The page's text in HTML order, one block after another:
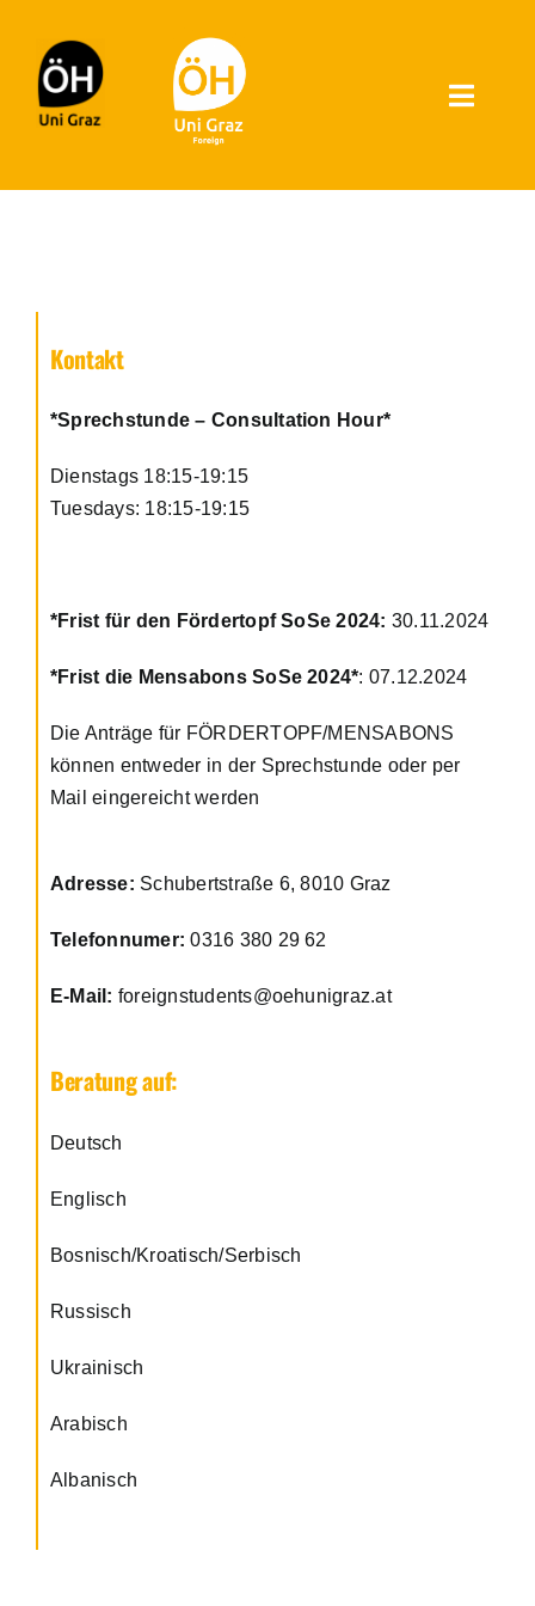
Inhalt
springen
Toggle
Das Team
Leistungen
Kontakt
*Sprechstunde – Consultation Hour*
Dienstags 18:15-19:15
Tuesdays: 18:15-19:15
*Frist für den Fördertopf SoSe 2024: 30.11.2024
*Frist die Mensabons SoSe 2024*: 07.12.2024
Die Anträge für FÖRDERTOPF/MENSABONS
können entweder in der Sprechstunde oder per
Mail eingereicht werden
Adresse: Schubertstraße 6, 8010 Graz
Telefonnumer: 0316 380 29 62
E-Mail: foreignstudents@oehunigraz.at
Beratung auf:
Deutsch
Englisch
Bosnisch/Kroatisch/Serbisch
Russisch
Ukrainisch
Arabisch
Albanisch